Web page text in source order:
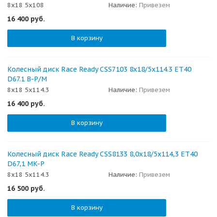
8x18 5x108 Наличие: Привезем
16 400 руб.
В корзину
Колесный диск Race Ready CSS7103 8x18/5x114.3 ET40
D67.1 B-P/M
8x18 5x114.3 Наличие: Привезем
16 400 руб.
В корзину
Колесный диск Race Ready CSS8133 8,0x18/5x114,3 ET40
D67,1 MK-P
8x18 5x114.3 Наличие: Привезем
16 500 руб.
В корзину